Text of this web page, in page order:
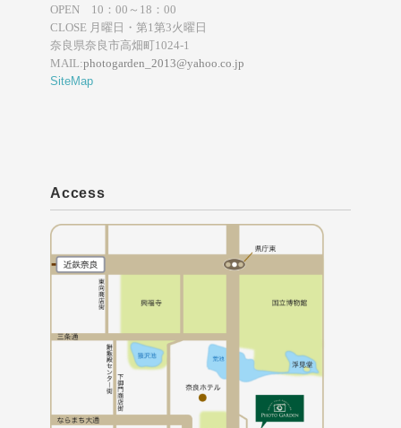
OPEN 10：00～18：00
CLOSE 月曜日・第1第3火曜日
奈良県奈良市高畑町1024-1
MAIL:photogarden_2013@yahoo.co.jp
SiteMap
Access